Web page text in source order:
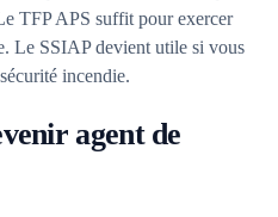
TFP APS suffit pour exercer
Le SSIAP devient utile si vous
incendie.
agent de